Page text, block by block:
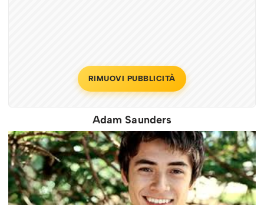
RIMUOVI PUBBLICITÀ
Adam Saunders